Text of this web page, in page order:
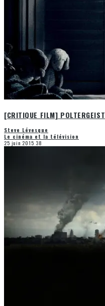
[CRITIQUE FILM] POLTERGEIST
Steve Lévesque
Le cinéma et la télévision
25 juin 2015 38